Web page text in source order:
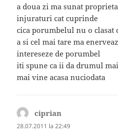
a doua zi ma sunat
injuraturi cat cuprinde
cica porumbelul nu o clasat
a si cel mai tare ma
intereseze de porumbel
iti spune ca ii da drumul
mai vine acasa nuciodata
ciprian
28.07.2011 la 22:49